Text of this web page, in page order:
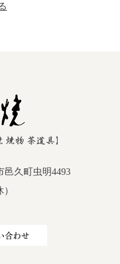
邑久町虫明4493
合わせ